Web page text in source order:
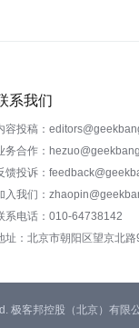
系我们
容投稿：
务合作：
馈投诉：
入我们：
系电话：010-64738142
址：北京市朝阳区望京北
客邦控股（北京）有限公